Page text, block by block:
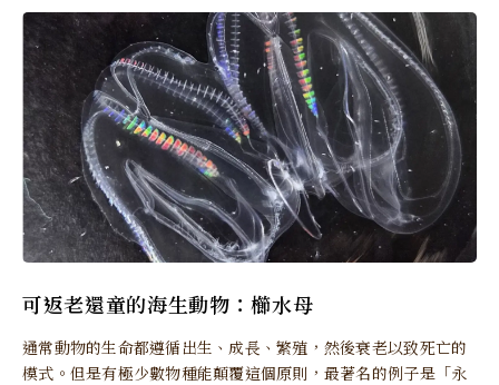
可返老還童的海生動物：櫛水母
通常動物的生命都遵循出生、成長、繁殖，然後衰老以致死亡的
模式。但是有極少數物種能顛覆這個原則，最著名的例子是「永